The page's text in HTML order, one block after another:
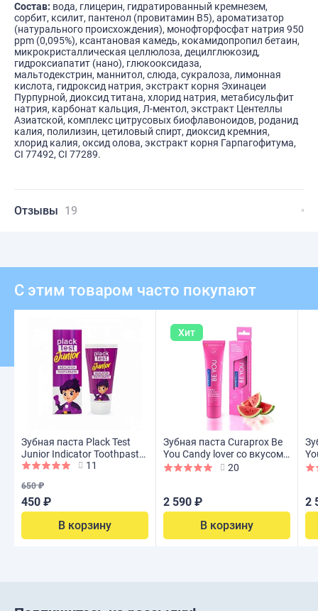
Состав: вода, глицерин, гидратированный кремнезем,
сорбит, ксилит, пантенол (провитамин В5), ароматизатор
(натурального происхождения), монофторфосфат натрия 950
ppm (0,095%), ксантановая камедь, кокамидопропил бетаин,
микрокристаллическая целлюлоза, децилглюкозид,
гидроксиапатит (нано), глюкооксидаза,
мальтодекстрин, маннитол, слюда, сукралоза, лимонная
кислота, гидроксид натрия, экстракт корня Эхинацеи
Пурпурной, диоксид титана, хлорид натрия, метабисульфит
натрия, карбонат кальция, Л-ментол, экстракт Центеллы
Азиатской, комплекс цитрусовых биофлавоноидов, роданид
калия, полилизин, цетиловый спирт, диоксид кремния,
хлорид калия, оксид олова, экстракт корня Гарпагофитума,
CI 77492, CI 77289.
Отзывы 19
С этим товаром часто покупают
Зубная паста Plack Test
Junior Indicator Toothpaste
(с 3лет), 60 г
11
650 ₽
450 ₽
В корзину
Хит
Зубная паста Curaprox Be
You Candy lover со вкусом
арбуза 60 мл 20
2 590 ₽
В корзину
2